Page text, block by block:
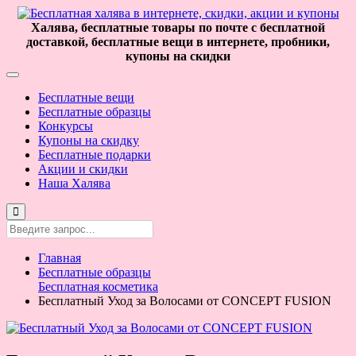
Халява, бесплатные товары по почте с бесплатной
доставкой, бесплатные вещи в интернете, пробники,
купоны на скидки
Бесплатные вещи
Бесплатные образцы
Конкурсы
Купоны на скидку
Бесплатные подарки
Акции и скидки
Наша Халява
Главная
Бесплатные образцы
Бесплатная косметика
Бесплатный Уход за Волосами от CONCEPT FUSION